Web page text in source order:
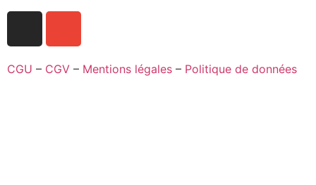
CGU – CGV – Mentions légales – Politique de données